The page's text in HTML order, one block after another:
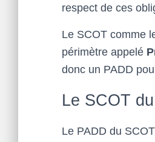
respect de ces
Le SCOT comme
périmètre appelé
donc un PADD
Le SCOT
Le PADD du